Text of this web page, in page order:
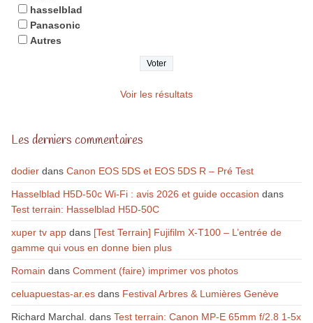
hasselblad
Panasonic
Autres
Voir les résultats
Les derniers commentaires
dodierdans Canon EOS 5DS et EOS 5DS R – Pré Test
Hasselblad H5D-50c Wi-Fi : avis 2026 et guide occasion dans
Test terrain: Hasselblad H5D-50C
xuper tv appdans [Test Terrain] Fujifilm X-T100 – L’entrée de
gamme qui vous en donne bien plus
Romain dans Comment (faire) imprimer vos photos
celuapuestas-ar.esdans Festival Arbres & Lumières Genève
Richard Marchal. dans Test terrain: Canon MP-E 65mm f/2.8 1-5x